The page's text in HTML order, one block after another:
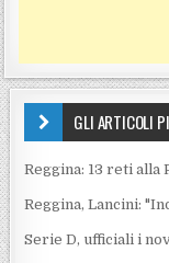
GLI ARTICOLI
Reggina: 13 reti
Reggina, Lancini:
Serie D, ufficiali i